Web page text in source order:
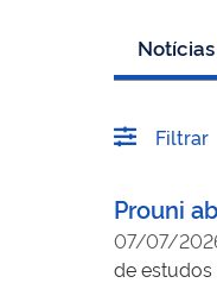
Notícias
Filtrar
Prouni
07/07/
de